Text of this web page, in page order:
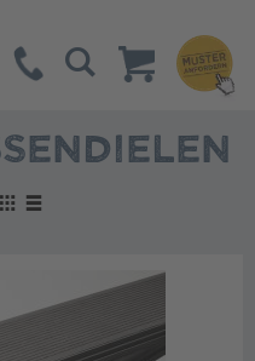
Suche
Anzeigen